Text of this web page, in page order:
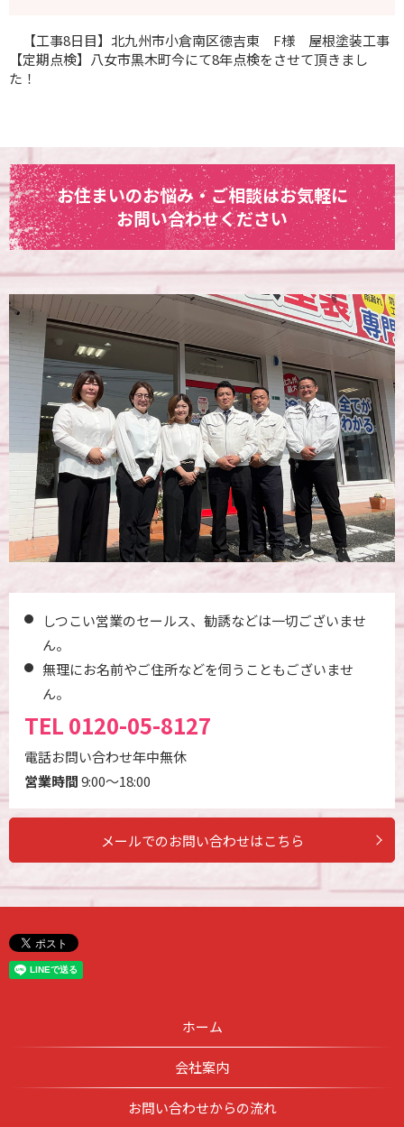
【工事8日目】北九州市小倉南区徳吉東 F様 屋根塗装工事
【定期点検】八女市黒木町今にて8年点検をさせて頂きまし
た！
お住まいのお悩み・ご相談はお気軽に
お問い合わせください
しつこい営業のセールス、勧誘などは一切ございませ
ん。
無理にお名前やご住所などを伺うこともございませ
ん。
TEL 0120-05-8127
電話お問い合わせ年中無休
営業時間9:00～18:00
メールでのお問い合わせはこちら
ホーム
会社案内
お問い合わせからの流れ